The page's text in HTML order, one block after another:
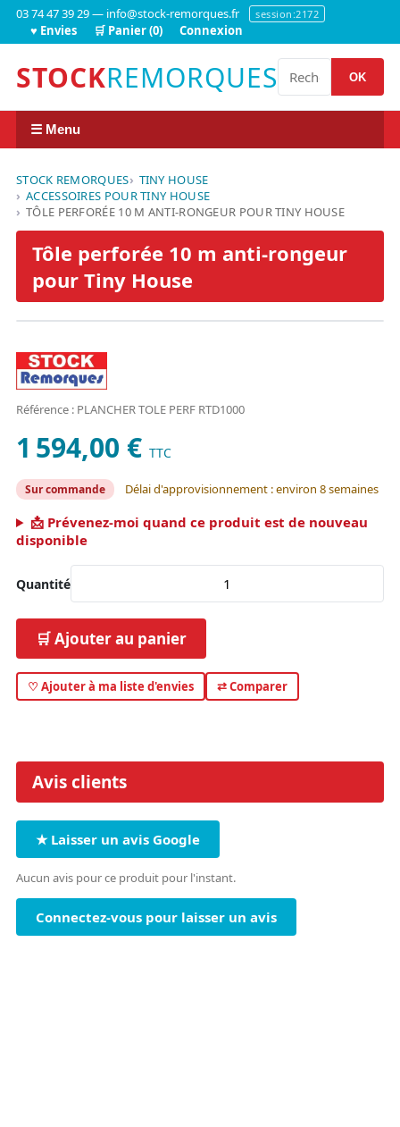
03 74 47 39 29 — info@stock-remorques.fr session:2172
♥ Envies 🛒 Panier (0) Connexion
STOCKREMORQUES OK
☰ Menu
STOCK REMORQUES
TINY HOUSE
ACCESSOIRES POUR TINY HOUSE
TÔLE PERFORÉE 10 M ANTI-RONGEUR POUR TINY HOUSE
Tôle perforée 10 m anti-rongeur
pour Tiny House
Référence : PLANCHER TOLE PERF RTD1000
1 594,00 € TTC
Sur commande Délai d'approvisionnement : environ 8 semaines
📩 Prévenez-moi quand ce produit est de nouveau
disponible
Quantité
🛒 Ajouter au panier
♡ Ajouter à ma liste d'envies ⇄ Comparer
Avis clients
★ Laisser un avis Google
Aucun avis pour ce produit pour l'instant.
Connectez-vous pour laisser un avis